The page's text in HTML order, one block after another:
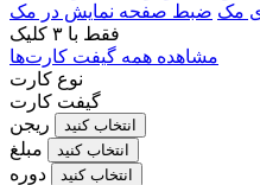
مک ضبط صفحه نمایش در مک
فقط با ۳ کلیک
مشاهده همه گیفت کارت‌ها
نوع کارت
گیفت کارت
ریجن
انتخاب کنید
مبلغ انتخاب کنید
دوره انتخاب کنید